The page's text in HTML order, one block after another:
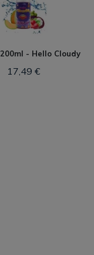
- Hello Cloudy
17,49 €